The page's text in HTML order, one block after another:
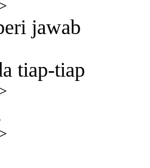
jawab
tiap-tiap